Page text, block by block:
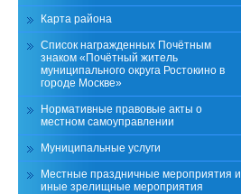
Карта района
Список награжденных Почётным
знаком «Почётный житель
муниципального округа Ростокино в
городе Москве»
Нормативные правовые акты о
местном самоуправлении
Муниципальные услуги
Местные праздничные мероприятия и
иные зрелищные мероприятия